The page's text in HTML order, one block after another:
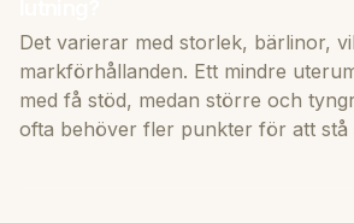
Det varierar med storlek, bärlinor,
markförhållanden. Ett mindre
med få stöd, medan större och
ofta behöver fler punkter för att stå